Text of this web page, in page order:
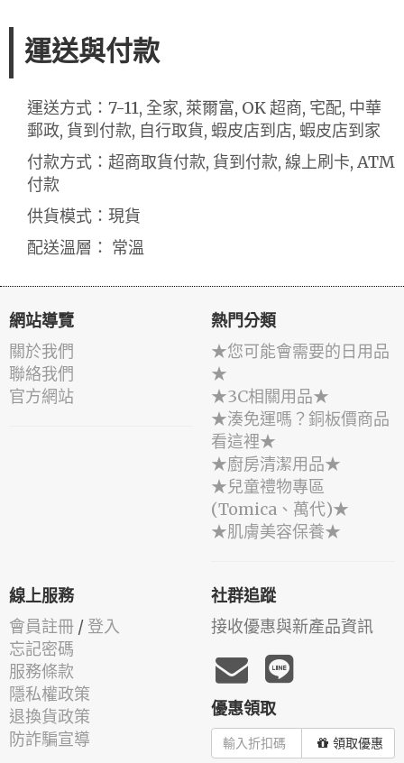
運送與付款
運送方式：7-11, 全家, 萊爾富, OK 超商, 宅配, 中華
郵政, 貨到付款, 自行取貨, 蝦皮店到店, 蝦皮店到家
付款方式：超商取貨付款, 貨到付款, 線上刷卡, ATM
付款
供貨模式：現貨
配送溫層： 常溫
網站導覽
關於我們
聯絡我們
官方網站
熱門分類
★您可能會需要的日用品
★
★3C相關用品★
★湊免運嗎？銅板價商品
看這裡★
★廚房清潔用品★
★兒童禮物專區
(Tomica、萬代)★
★肌膚美容保養★
線上服務
會員註冊 / 登入
忘記密碼
服務條款
隱私權政策
退換貨政策
防詐騙宣導
社群追蹤
接收優惠與新產品資訊
優惠領取
領取優惠